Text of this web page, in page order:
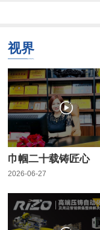
视界
巾帼二十载铸匠心
2026-06-27